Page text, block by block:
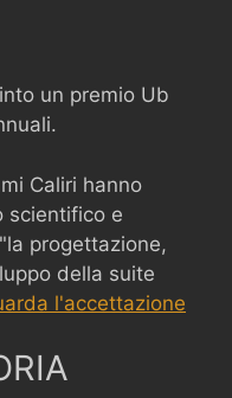
un premio Ub
Caliri hanno
scientifico e
progettazione,
della suite
l'accettazione